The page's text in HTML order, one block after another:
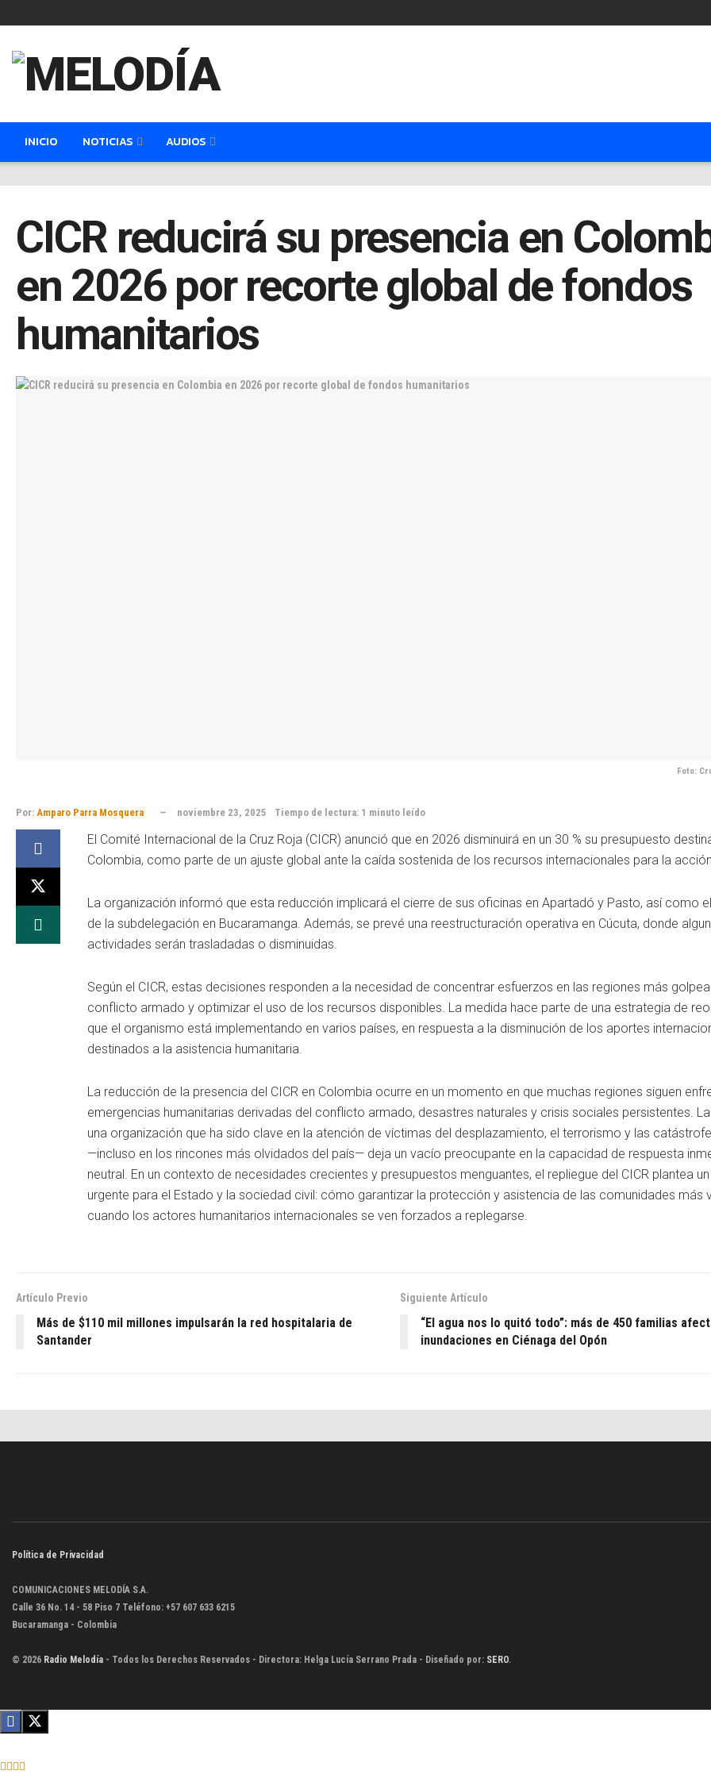
INICIO NOTICIAS AUDIOS
CICR reducirá su presencia en
en 2026 por recorte global de fondos
humanitarios
Foto:
Por: Amparo Parra Mosquera noviembre 23, 2025 Tiempo de lectura: 1 minuto leído
El Comité Internacional de la Cruz Roja (CICR) anunció que en 2026 disminuirá en un 30 % su presupuesto
Colombia, como parte de un ajuste global ante la caída sostenida de los recursos internacionales para la
La organización informó que esta reducción implicará el cierre de sus oficinas en Apartadó y Pasto, así como
de la subdelegación en Bucaramanga. Además, se prevé una reestructuración operativa en Cúcuta, donde
actividades serán trasladadas o disminuidas.
Según el CICR, estas decisiones responden a la necesidad de concentrar esfuerzos en las regiones más
conflicto armado y optimizar el uso de los recursos disponibles. La medida hace parte de una estrategia de
que el organismo está implementando en varios países, en respuesta a la disminución de los aportes
destinados a la asistencia humanitaria.
La reducción de la presencia del CICR en Colombia ocurre en un momento en que muchas regiones siguen
emergencias humanitarias derivadas del conflicto armado, desastres naturales y crisis sociales persistentes.
una organización que ha sido clave en la atención de víctimas del desplazamiento, el terrorismo y las
—incluso en los rincones más olvidados del país— deja un vacío preocupante en la capacidad de respuesta
neutral. En un contexto de necesidades crecientes y presupuestos menguantes, el repliegue del CICR plantea
urgente para el Estado y la sociedad civil: cómo garantizar la protección y asistencia de las comunidades más
cuando los actores humanitarios internacionales se ven forzados a replegarse.
Artículo Previo
Más de $110 mil millones impulsarán la red hospitalaria de
Santander
Siguiente Artículo
“El agua nos lo quitó todo”: más de 450 familias
inundaciones en Ciénaga del Opón
Política de Privacidad
COMUNICACIONES MELODÍA S.A.
Calle 36 No. 14 - 58 Piso 7 Teléfono: +57 607 633 6215
Bucaramanga - Colombia
© 2026 Radio Melodía - Todos los Derechos Reservados - Directora: Helga Lucía Serrano Prada - Diseñado por: SERO.